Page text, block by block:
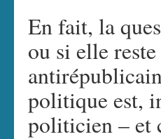
En fait, la
ou si elle
politique est,
politicien – et